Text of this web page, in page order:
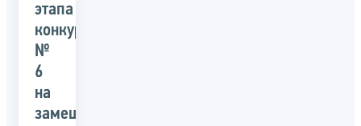
этапа
конкурса
№
6
на
замещение